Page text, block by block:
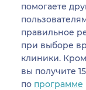
помогаете
правильное
при выборе
клиники.
вы получите
по программе